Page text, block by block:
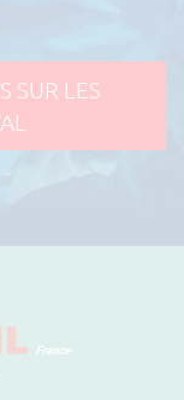
SUR LES